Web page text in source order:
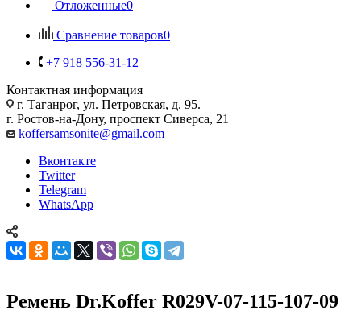
Отложенные0
Сравнение товаров0
+7 918 556-31-12
Контактная информация
г. Таганрог, ул. Петровская, д. 95.
г. Ростов-на-Дону, проспект Сиверса, 21
koffersamsonite@gmail.com
Вконтакте
Twitter
Telegram
WhatsApp
Ремень Dr.Koffer R029V-07-115-107-09